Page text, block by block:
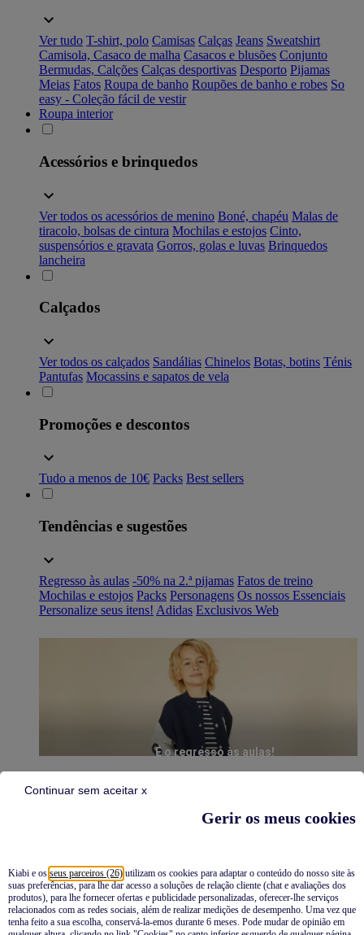
Gerir os meus cookies
Kiabi e os seus parceiros (26) utilizam os cookies para adaptar o conteúdo do nosso site às
suas preferências, para lhe dar acesso a soluções de relação cliente (chat e avaliações dos
produtos), para lhe fornecer ofertas e publicidade personalizadas, oferecer-lhe serviços
relacionados com as redes sociais, além de realizar medições de desempenho. Uma vez que
tenha feito a sua escolha, conservá-la-emos durante 6 meses. Pode mudar de opinião em
Continuar sem aceitar x
Ver tudo T-shirt, polo Camisas Calças Jeans Sweatshirt
Camisola, Casaco de malha Casacos e blusões Conjunto
Bermudas, Calções Calças desportivas Desporto Pijamas
Meias Fatos Roupa de banho Roupões de banho e robes So
easy - Coleção fácil de vestir
Roupa interior
Acessórios e brinquedos
Ver todos os acessórios de menino Boné, chapéu Malas de
tiracolo, bolsas de cintura Mochilas e estojos Cinto,
suspensórios e gravata Gorros, golas e luvas Brinquedos
lancheira
Calçados
Ver todos os calçados Sandálias Chinelos Botas, botins Ténis
Pantufas Mocassins e sapatos de vela
Promoções e descontos
Tudo a menos de 10€ Packs Best sellers
Tendências e sugestões
Regresso às aulas -50% na 2.ª pijamas Fatos de treino
Mochilas e estojos Packs Personagens Os nossos Essenciais
Personalize seus itens! Adidas Exclusivos Web
É o regresso às aulas!
Pijamas
Novidades